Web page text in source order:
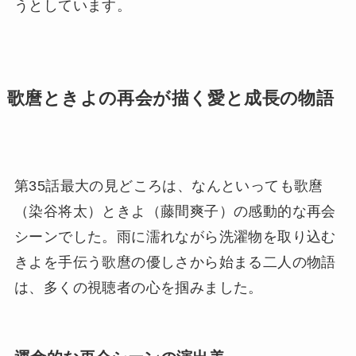
うとしています。
歌麿ときよの再会が描く愛と成長の物語
第35話最大の見どころは、なんといっても歌麿
（染谷将太）ときよ（藤間爽子）の感動的な再会
シーンでした。雨に濡れながら洗濯物を取り込む
きよを手伝う歌麿の優しさから始まる二人の物語
は、多くの視聴者の心を掴みました。